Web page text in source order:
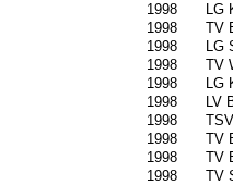
1998
LG
1998
TV
1998
LG
1998
TV
1998
LG
1998
LV
1998
1998
TV
1998
TV
1998
TV